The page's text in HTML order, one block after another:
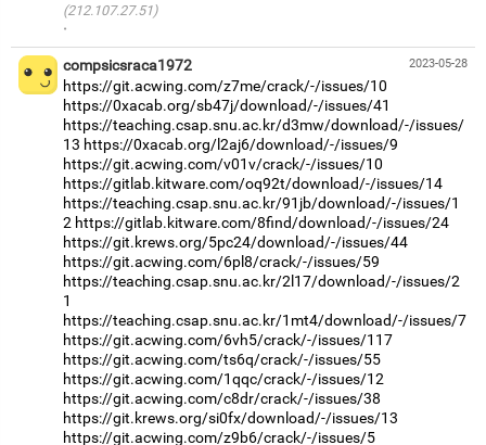
(212.107.27.51)
·
2023-05-28
compsicsraca1972
https://git.acwing.com/z7me/crack/-/issues/10
https://0xacab.org/sb47j/download/-/issues/41
https://teaching.csap.snu.ac.kr/d3mw/download/-/issues/
13 https://0xacab.org/l2aj6/download/-/issues/9
https://git.acwing.com/v01v/crack/-/issues/10
https://gitlab.kitware.com/oq92t/download/-/issues/14
https://teaching.csap.snu.ac.kr/91jb/download/-/issues/1
2 https://gitlab.kitware.com/8find/download/-/issues/24
https://git.krews.org/5pc24/download/-/issues/44
https://git.acwing.com/6pl8/crack/-/issues/59
https://teaching.csap.snu.ac.kr/2l17/download/-/issues/2
1
https://teaching.csap.snu.ac.kr/1mt4/download/-/issues/7
https://git.acwing.com/6vh5/crack/-/issues/117
https://git.acwing.com/ts6q/crack/-/issues/55
https://git.acwing.com/1qqc/crack/-/issues/12
https://git.acwing.com/c8dr/crack/-/issues/38
https://git.krews.org/si0fx/download/-/issues/13
https://git.acwing.com/z9b6/crack/-/issues/5